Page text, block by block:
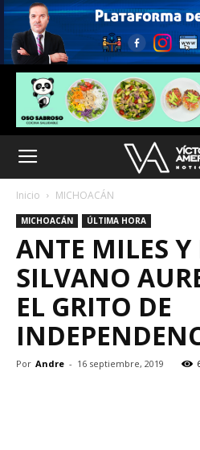
Inicio MICHOACÁN
MICHOACÁN ÚLTIMA HORA
ANTE MILES
SILVANO
EL GRITO DE
Por Andre - 16 septiembre, 2019